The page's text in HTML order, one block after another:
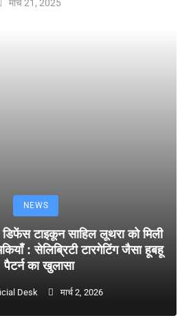
मार्च 21, 2025
NEWS
टाइकून साहिल लूथरा को मिली
: सेलिब्रिटी टारगेटिंग जैसा हूबहू
पैटर्न का खुलासा
Desk मार्च 2, 2026